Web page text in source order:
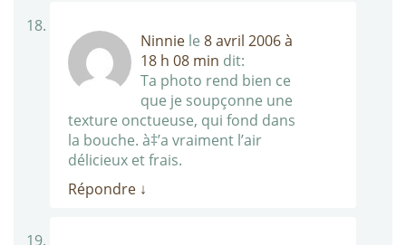
Ninnie le 8 avril 2006 à
18 h 08 min dit:
Ta photo rend bien ce
que je soupçonne une
texture onctueuse, qui fond dans
la bouche. à‡’a vraiment l’air
délicieux et frais.
Répondre ↓